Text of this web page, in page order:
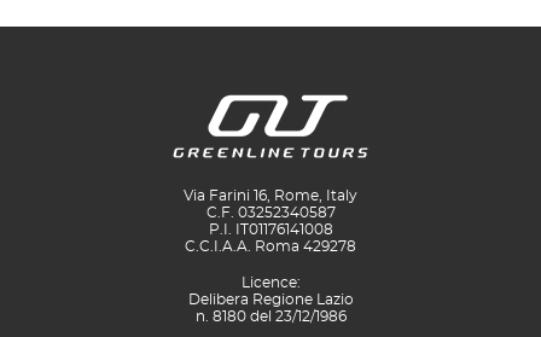
Via Farini 16, Rome, Italy
C.F. 03252340587
P.I. IT01176141008
C.C.I.A.A. Roma 429278
Licence:
Delibera Regione Lazio
n. 8180 del 23/12/1986